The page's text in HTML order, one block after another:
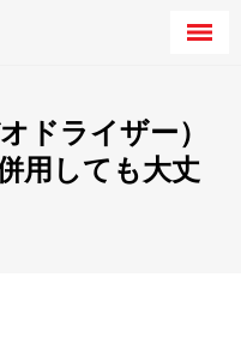
ドライザー）
用しても大丈